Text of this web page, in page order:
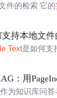
括文本文件支持对本地文件的检索 它的
数据库中。
Txt, Html文件, Word
支持本地文件
Text是如何支
且将索引存储
式的文件的文
：用
为知识库问